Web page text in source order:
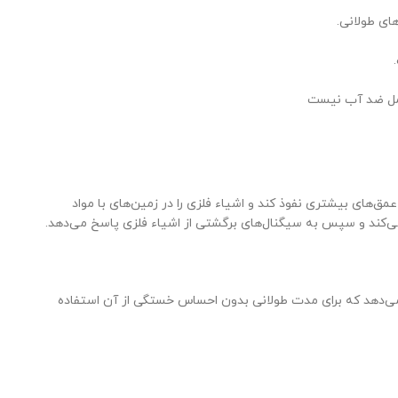
ضد آب نیست
بیشتری نفوذ کند و اشیاء فلزی را در زمین‌های با مواد
می‌کند و سپس به سیگنال‌های برگشتی از اشیاء فلزی پاسخ می‌دهد.
می‌دهد که برای مدت طولانی بدون احساس خستگی از آن استفاده